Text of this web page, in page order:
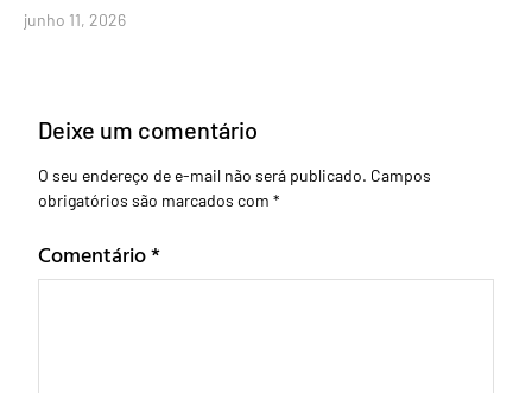
junho 11, 2026
Deixe um comentário
O seu endereço de e-mail não será publicado. Campos
obrigatórios são marcados com *
Comentário*